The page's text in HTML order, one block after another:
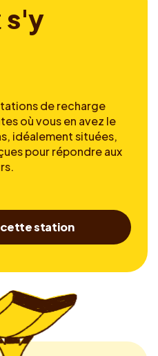
s'y
de recharge
où vous en avez le
idéalement situées,
pour répondre aux
cette station